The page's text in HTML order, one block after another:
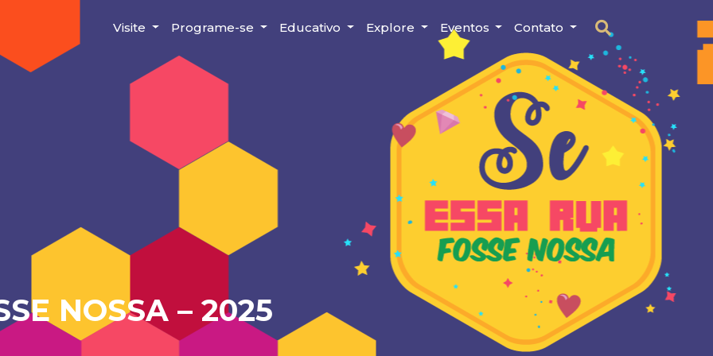
Visite Programe-se Educativo Explore Eventos Contato
NOSSA – 2025